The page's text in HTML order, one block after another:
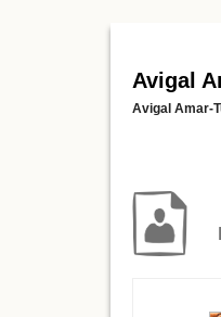
Avigal
Avigal Amar-